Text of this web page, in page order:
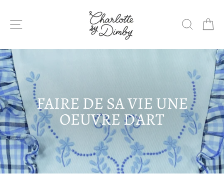
contenu
NAVIGATION DU SITE
FAIRE DE SA VIE UNE
OEUVRE D'ART